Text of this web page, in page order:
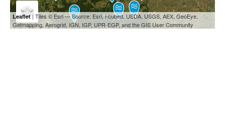
Leaflet| Tiles © Esri — Source: Esri, i-cubed, USDA, USGS, AEX, GeoEye,
Getmapping, Aerogrid, IGN, IGP, UPR-EGP, and the GIS User Community